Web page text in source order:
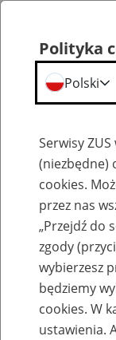
Praca w ZUS
Jednostka ZUS:
Polityka
Polski
Serwisy
(niezbędne)
cookies.
przez nas
„Przejdź do
zgody
wybierzesz
będziemy
cookies. W
ustawienia.